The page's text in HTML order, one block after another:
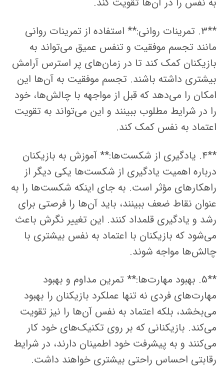
**۳. تمرینات روانی:** استفاده از تمرینات روانی
مانند تجسم موفقیت و تنفس عمیق می‌تواند به
بازیکنان کمک کند تا در زمان‌های پر استرس آرامش
بیشتری داشته باشند. تجسم موفقیت به آن‌ها این
امکان را می‌دهد که قبل از مواجهه با چالش‌ها، خود
را در شرایط مطلوب ببینند و این می‌تواند به تقویت
اعتماد به نفس کمک کند.
**۴. یادگیری از شکست‌ها:** آموزش به بازیکنان
درباره اهمیت یادگیری از شکست‌ها یکی دیگر از
راهکارهای مؤثر است. به جای اینکه شکست‌ها را به
عنوان نقاط ضعف ببینند، باید آن‌ها را فرصتی برای
رشد و یادگیری قلمداد کنند. این تغییر نگرش باعث
می‌شود که بازیکنان با اعتماد به نفس بیشتری با
چالش‌ها مواجه شوند.
**۵. بهبود مهارت‌ها:** تمرین مداوم و بهبود
مهارت‌های فردی نه تنها عملکرد بازیکنان را بهبود
می‌بخشد، بلکه اعتماد به نفس آن‌ها را نیز تقویت
می‌کند. بازیکنانی که بر روی تکنیک‌های خود کار
می‌کنند و به پیشرفت خود اطمینان دارند، در شرایط
رقابتی احساس راحتی بیشتری خواهند داشت.